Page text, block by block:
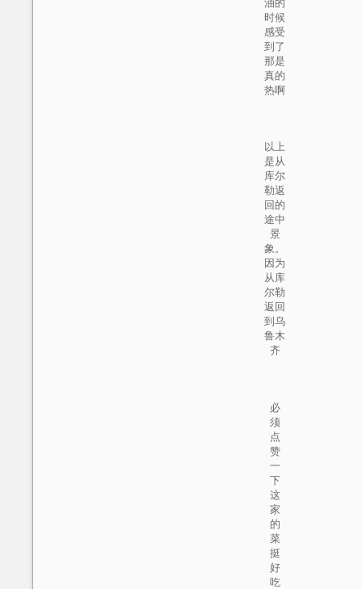
油的
时候
感受
到了
那是
真的
热啊
以上
是从
库尔
勒返
回的
途中
景
象。
因为
从库
尔勒
返回
到乌
鲁木
齐
必
须
点
赞
一
下
这
家
的
菜
挺
好
吃